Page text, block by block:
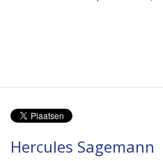
Hercules Sagemann